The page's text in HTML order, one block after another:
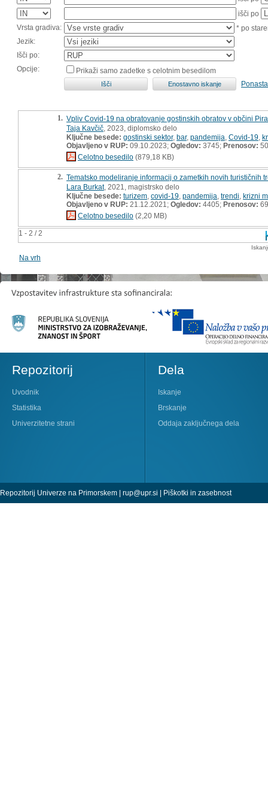
išči po
Vrsta gradiva:
* po
Jezik:
Išči po:
Opcije:
Prikaži samo zadetke s celotnim besedilom
1 - 2 / 2
1. Vpliv Covid-19 na obratovanje gostinskih obratov v občini
Taja Kavčič , 2023, diplomsko delo
Ključne besede: gostinski sektor, bar, pandemija Covid-19
Objavljeno v RUP: 09.10.2023; Ogledov: 3745; Prenosov: 50
Celotno besedilo (879,18 KB)
2. Tematsko modeliranje informacij o zametkih novih turističnih
Lara Burkat, 2021, magistrsko delo
Ključne besede: turizem covid-19 pandemija trendi krizni
Objavljeno v RUP: 21.12.2021; Ogledov: 4405; Prenosov: 69
Celotno besedilo (2,20 MB)
Na vrh
Repozitorij
Uvodnik
Statistika
Univerzitetne strani
Dela
Iskanje
Brskanje
Oddaja zaključnega dela
Repozitorij Univerze na Primorskem | rup@upr.si | Piškotki in zasebnost